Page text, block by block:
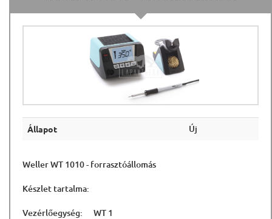
Állapot Új
Weller WT 1010 - forrasztóállomás
Készlet tartalma:
Vezérlőegység: WT 1